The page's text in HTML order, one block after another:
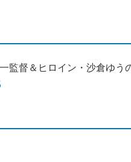
監督＆ヒロイン・沙倉ゆ